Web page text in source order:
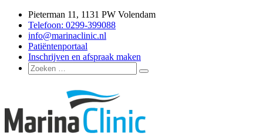
naar
inhoud
Pieterman 11, 1131 PW Volendam
Telefoon: 0299-399088
info@marinaclinic.nl
Patiëntenportaal
Inschrijven en afspraak maken
Zoeken
naar:
Zoeken